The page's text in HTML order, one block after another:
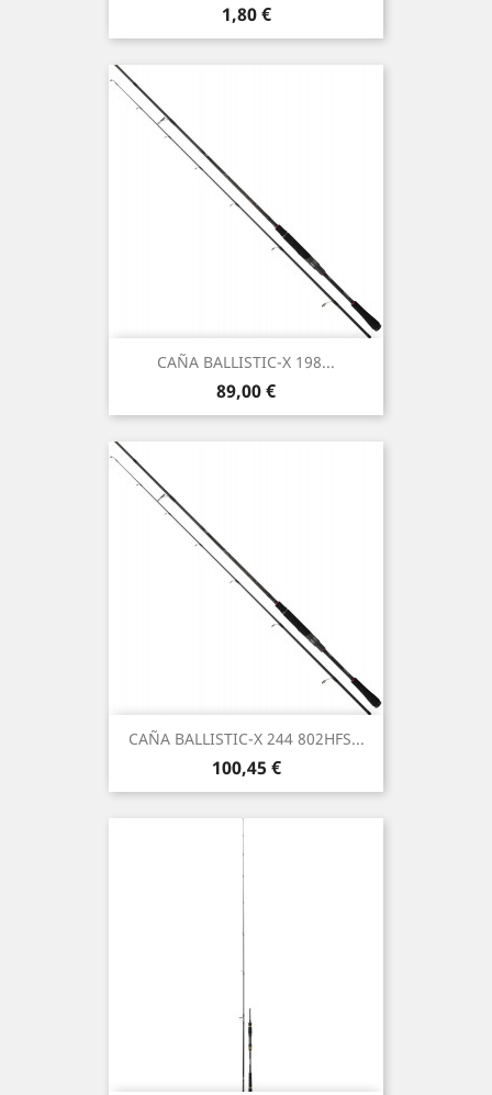
Preço
1,80 €
CAÑA BALLISTIC-X 198...
Preço
89,00 €
CAÑA BALLISTIC-X 244 802HFS...
Preço
100,45 €